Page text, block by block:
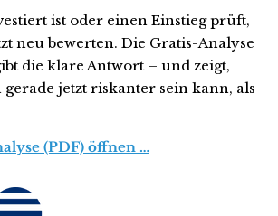
ist oder einen Einstieg prüft,
neu bewerten. Die Gratis-Analyse
die klare Antwort – und zeigt,
jetzt riskanter sein kann, als
(PDF) öffnen …